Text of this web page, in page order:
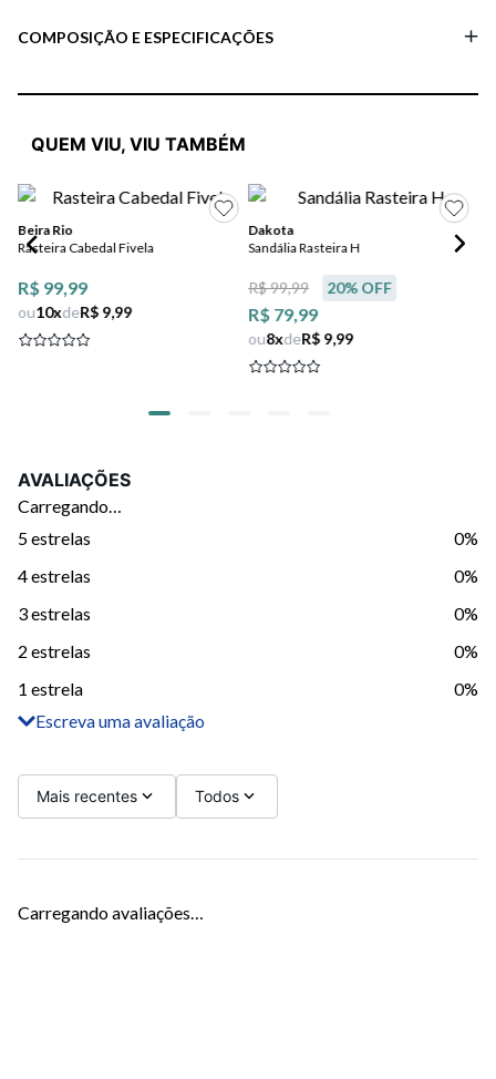
COMPOSIÇÃO E ESPECIFICAÇÕES
QUEM VIU, VIU TAMBÉM
Beira Rio
Rasteira Cabedal Fivela
R$ 99,99
ou10xdeR$ 9,99
Dakota
Sandália Rasteira H
R$ 79,99
R$ 99,99 20% OFF
ou8xdeR$ 9,99
AVALIAÇÕES
Carregando…
5 estrelas
0%
4 estrelas
0%
3 estrelas
0%
2 estrelas
0%
1 estrela
0%
Escreva uma avaliação
Título
Avalie o produto de 1 a 5 estrelas
Seu nome
Mais recentes Todos
Carregando avaliações…